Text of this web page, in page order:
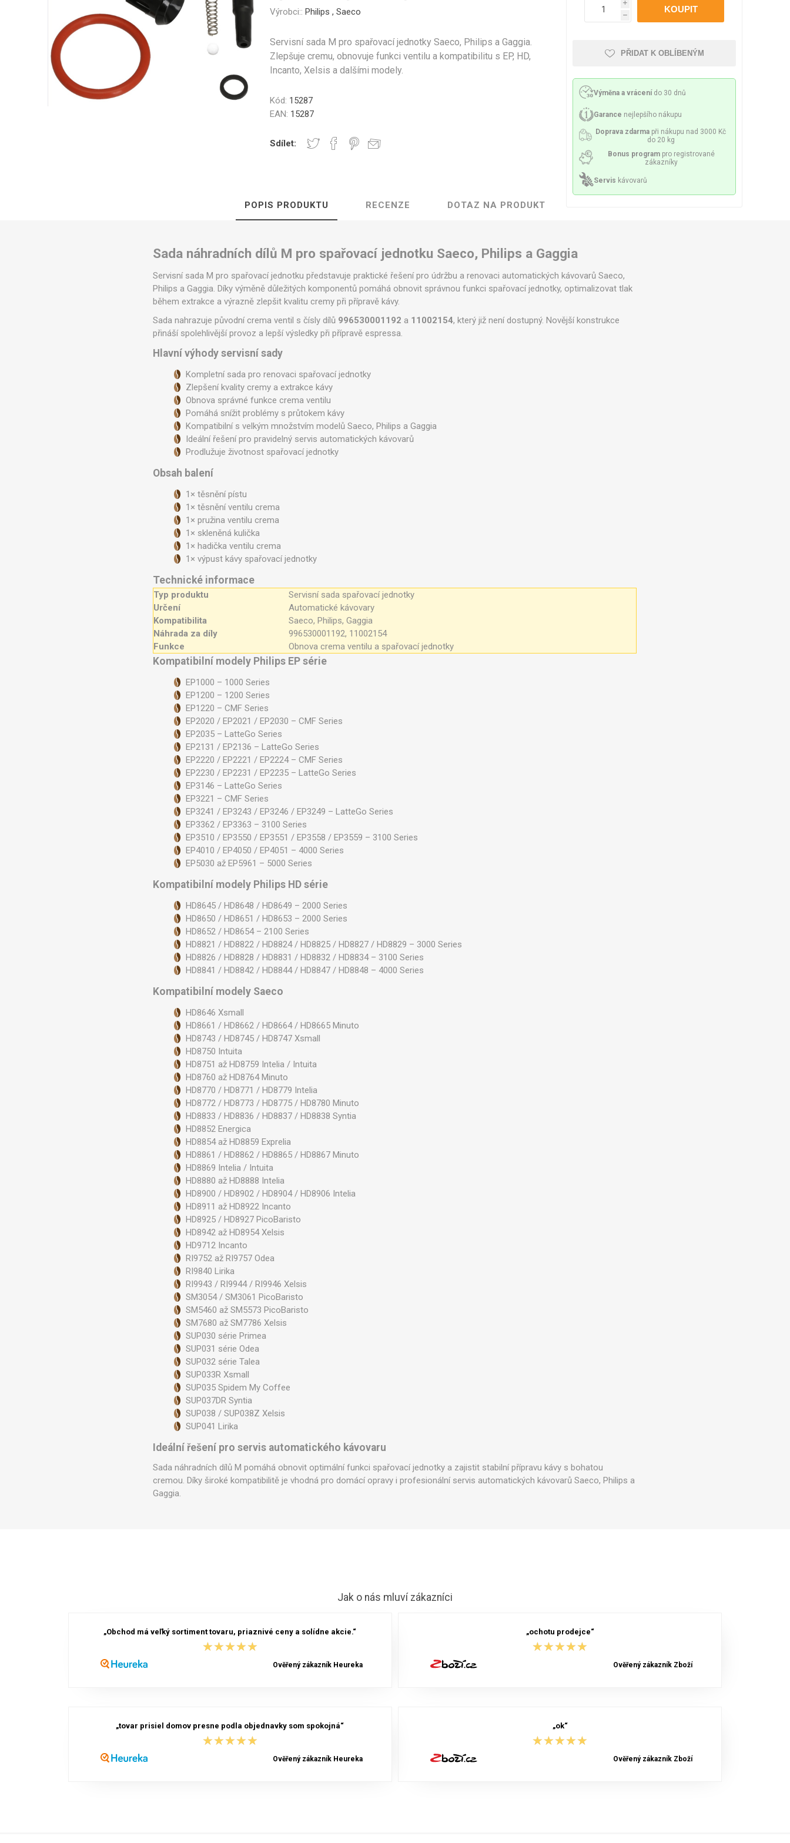
Hrnky a Sklenice
Části krytu Mazivo
Elektronika Topná tělesa a spirály Čerpadla
Ventily a spínače Sady pro údržbu Ostatní náhradní díly
Profesionální pákové
Isofa
Sage
Professional
Bosch Ostatní
Výrobci:: Philips , Saeco
Servisní sada M pro spařovací jednotky Saeco, Philips a Gaggia.
Zlepšuje cremu, obnovuje funkci ventilu a kompatibilitu s EP, HD,
Incanto, Xelsis a dalšími modely.
Kód: 15287
EAN: 15287
Sdílet:
i
h
PŘIDAT K OBLÍBENÝM
Výměna a vrácení do 30 dnů
Garance nejlepšího nákupu
Doprava zdarma při nákupu nad 3000 Kč
do 20 kg
Bonus program pro registrované
zákazníky
Servis kávovarů
POPIS PRODUKTU RECENZE DOTAZ NA PRODUKT
Sada náhradních dílů M pro spařovací jednotku Saeco, Philips a Gaggia
Servisní sada M pro spařovací jednotku představuje praktické řešení pro údržbu a renovaci automatických kávovarů Saeco,
Philips a Gaggia. Díky výměně důležitých komponentů pomáhá obnovit správnou funkci spařovací jednotky, optimalizovat tlak
během extrakce a výrazně zlepšit kvalitu cremy při přípravě kávy.
Sada nahrazuje původní crema ventil s čísly dílů 996530001192 a 11002154, který již není dostupný. Novější konstrukce
přináší spolehlivější provoz a lepší výsledky při přípravě espressa.
Hlavní výhody servisní sady
Kompletní sada pro renovaci spařovací jednotky
Zlepšení kvality cremy a extrakce kávy
Obnova správné funkce crema ventilu
Pomáhá snížit problémy s průtokem kávy
Kompatibilní s velkým množstvím modelů Saeco, Philips a Gaggia
Ideální řešení pro pravidelný servis automatických kávovarů
Prodlužuje životnost spařovací jednotky
Obsah balení
1× těsnění pístu
1× těsnění ventilu crema
1× pružina ventilu crema
1× skleněná kulička
1× hadička ventilu crema
1× výpust kávy spařovací jednotky
Technické informace
Typ produktu
Servisní sada spařovací jednotky
Určení
Automatické kávovary
Kompatibilita
Saeco, Philips, Gaggia
Náhrada za díly
996530001192, 11002154
Funkce
Obnova crema ventilu a spařovací jednotky
Kompatibilní modely Philips EP série
EP1000 – 1000 Series
EP1200 – 1200 Series
EP1220 – CMF Series
EP2020 / EP2021 / EP2030 – CMF Series
EP2035 – LatteGo Series
EP2131 / EP2136 – LatteGo Series
EP2220 / EP2221 / EP2224 – CMF Series
EP2230 / EP2231 / EP2235 – LatteGo Series
EP3146 – LatteGo Series
EP3221 – CMF Series
EP3241 / EP3243 / EP3246 / EP3249 – LatteGo Series
EP3362 / EP3363 – 3100 Series
EP3510 / EP3550 / EP3551 / EP3558 / EP3559 – 3100 Series
EP4010 / EP4050 / EP4051 – 4000 Series
EP5030 až EP5961 – 5000 Series
Kompatibilní modely Philips HD série
HD8645 / HD8648 / HD8649 – 2000 Series
HD8650 / HD8651 / HD8653 – 2000 Series
HD8652 / HD8654 – 2100 Series
HD8821 / HD8822 / HD8824 / HD8825 / HD8827 / HD8829 – 3000 Series
HD8826 / HD8828 / HD8831 / HD8832 / HD8834 – 3100 Series
HD8841 / HD8842 / HD8844 / HD8847 / HD8848 – 4000 Series
Kompatibilní modely Saeco
HD8646 Xsmall
HD8661 / HD8662 / HD8664 / HD8665 Minuto
HD8743 / HD8745 / HD8747 Xsmall
HD8750 Intuita
HD8751 až HD8759 Intelia / Intuita
HD8760 až HD8764 Minuto
HD8770 / HD8771 / HD8779 Intelia
HD8772 / HD8773 / HD8775 / HD8780 Minuto
HD8833 / HD8836 / HD8837 / HD8838 Syntia
HD8852 Energica
HD8854 až HD8859 Exprelia
HD8861 / HD8862 / HD8865 / HD8867 Minuto
HD8869 Intelia / Intuita
HD8880 až HD8888 Intelia
HD8900 / HD8902 / HD8904 / HD8906 Intelia
HD8911 až HD8922 Incanto
HD8925 / HD8927 PicoBaristo
HD8942 až HD8954 Xelsis
HD9712 Incanto
RI9752 až RI9757 Odea
RI9840 Lirika
RI9943 / RI9944 / RI9946 Xelsis
SM3054 / SM3061 PicoBaristo
SM5460 až SM5573 PicoBaristo
SM7680 až SM7786 Xelsis
SUP030 série Primea
SUP031 série Odea
SUP032 série Talea
SUP033R Xsmall
SUP035 Spidem My Coffee
SUP037DR Syntia
SUP038 / SUP038Z Xelsis
SUP041 Lirika
Ideální řešení pro servis automatického kávovaru
Sada náhradních dílů M pomáhá obnovit optimální funkci spařovací jednotky a zajistit stabilní přípravu kávy s bohatou
cremou. Díky široké kompatibilitě je vhodná pro domácí opravy i profesionální servis automatických kávovarů Saeco, Philips a
Gaggia.
Jak o nás mluví zákazníci
„Obchod má veľký sortiment tovaru, priaznivé ceny a solídne akcie.“
★★★★★
★★★★★
Ověřený zákazník Heureka
„ochotu prodejce“
★★★★★
★★★★★
Ověřený zákazník Zboží
„tovar prisiel domov presne podla objednavky som spokojná“
★★★★★
★★★★★
Ověřený zákazník Heureka
„ok“
★★★★★
★★★★★
Ověřený zákazník Zboží